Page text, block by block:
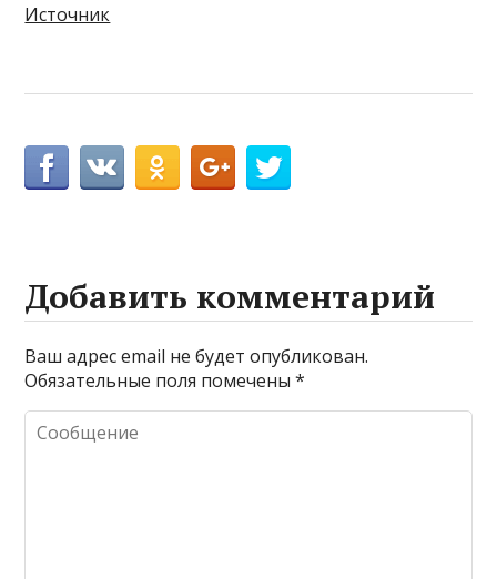
Источник
Добавить комментарий
Ваш адрес email не будет опубликован.
Обязательные поля помечены*